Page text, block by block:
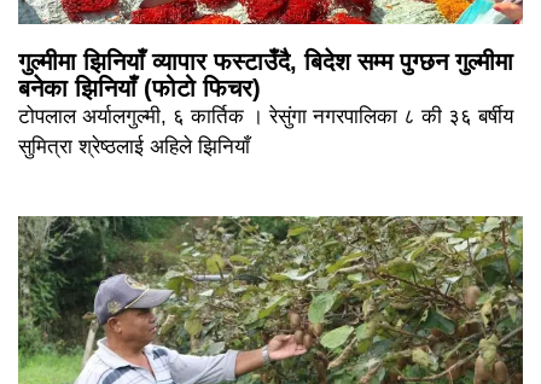
गुल्मीमा झिनियाँ व्यापार फस्टाउँदै, बिदेश सम्म पुग्छन गुल्मीमा
बनेका झिनियाँ (फोटो फिचर)
टोपलाल अर्यालगुल्मी, ६ कार्तिक । रेसुंगा नगरपालिका ८ की ३६ बर्षीय
सुमित्रा श्रेष्ठलाई अहिले झिनियाँ